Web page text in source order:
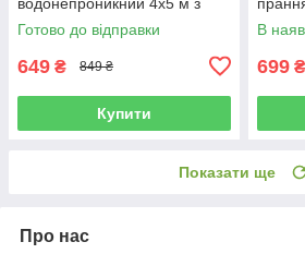
люверсами
Готово до відправки
649 ₴ 849 ₴
Купити
В
699 ₴
Показати ще
Про нас